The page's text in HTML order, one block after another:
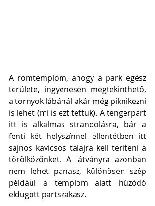
A romtemplom, ahogy a park egész
területe, ingyenesen megtekinthető,
a tornyok lábánál akár még piknikezni
is lehet (mi is ezt tettük). A tengerpart
itt is alkalmas strandolásra, bár a
fenti két helyszínnel ellentétben itt
sajnos kavicsos talajra kell teríteni a
törölközőnket. A látványra azonban
nem lehet panasz, különösen szép
például a templom alatt húzódó
eldugott partszakasz.